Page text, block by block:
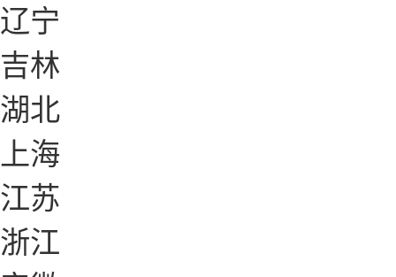
辽宁
吉林
湖北
上海
江苏
浙江